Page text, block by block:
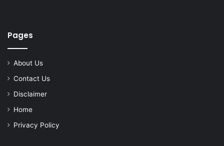
Pages
About Us
Contact Us
Disclaimer
Home
Privacy Policy